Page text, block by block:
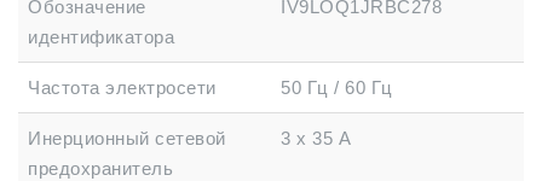
Обозначение
идентификатора
IV9LOQ1JRBC278
Частота электросети 50 Гц / 60 Гц
Инерционный сетевой
предохранитель
3 х 35 А